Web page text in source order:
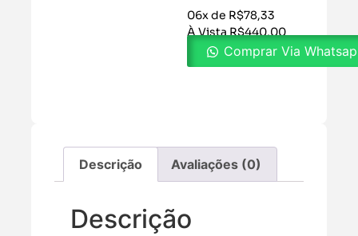
06x de R$78,33
À Vista R$440,00
Comprar Via
Descrição Avaliações (0)
Descrição